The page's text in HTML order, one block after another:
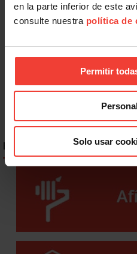
en la parte inferior de este
consulte nuestra política de
Permitir
Solo usar
Internacional
USO traslada su solidaridad
ENLACES DESTACADOS